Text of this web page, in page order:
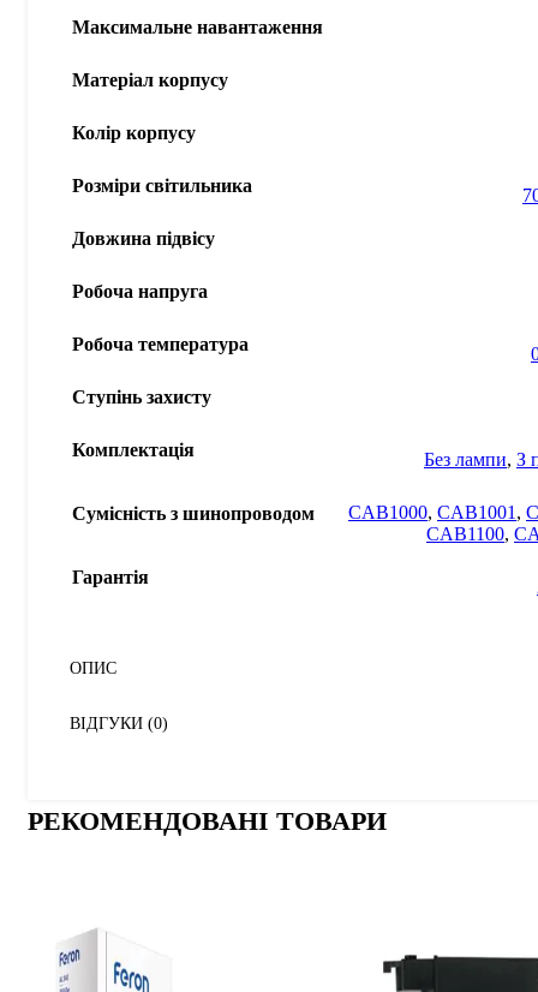
Максимальне навантаження
Матеріал корпусу
Колір корпусу
Розміри світильника
Довжина підвісу
Робоча напруга
Робоча температура
Ступінь захисту
Комплектація Без лампи, З
Сумісність з шинопроводом CAB1000, CAB1001 ,
CAB1100,
Гарантія
ОПИС
ВІДГУКИ (0)
РЕКОМЕНДОВАНІ ТОВАРИ